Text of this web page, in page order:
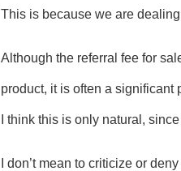
This is because we are
Although the referral fee for
product, it is often a significant
I think this is only natural,
I don’t mean to criticize or